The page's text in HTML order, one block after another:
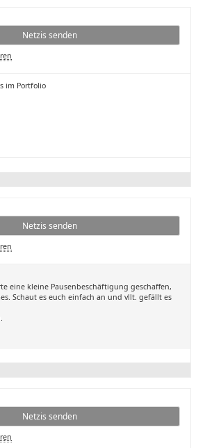
Netzis senden
im Portfolio
Netzis senden
eine kleine Pausenbeschäftigung geschaffen,
Schaut es euch einfach an und vllt. gefällt es
Netzis senden